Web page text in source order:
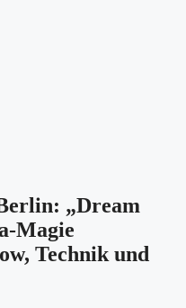
„Dream
Magie
Technik und